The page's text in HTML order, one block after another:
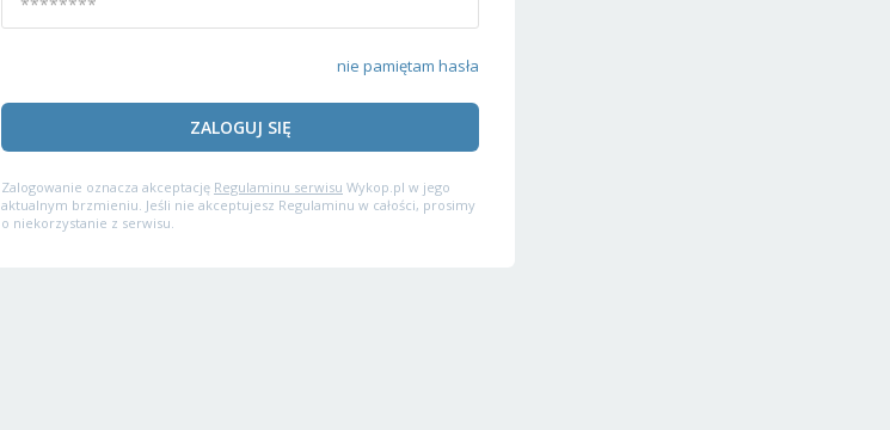
nie pamiętam hasła
ZALOGUJ SIĘ
Zalogowanie oznacza akceptację Regulaminu serwisu Wykop.pl w jego
aktualnym brzmieniu. Jeśli nie akceptujesz Regulaminu w całości, prosimy
o niekorzystanie z serwisu.